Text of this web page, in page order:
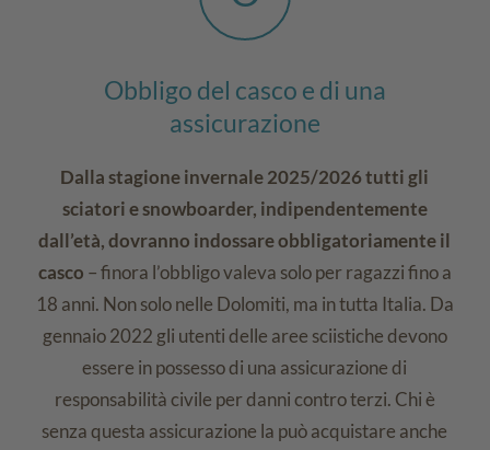
Obbligo del casco e di una
assicurazione
Dalla stagione invernale 2025/2026 tutti gli
sciatori e snowboarder, indipendentemente
dall’età, dovranno indossare obbligatoriamente il
casco – finora l’obbligo valeva solo per ragazzi fino a
18 anni. Non solo nelle Dolomiti, ma in tutta Italia. Da
gennaio 2022 gli utenti delle aree sciistiche devono
essere in possesso di una assicurazione di
responsabilità civile per danni contro terzi. Chi è
senza questa assicurazione la può acquistare anche